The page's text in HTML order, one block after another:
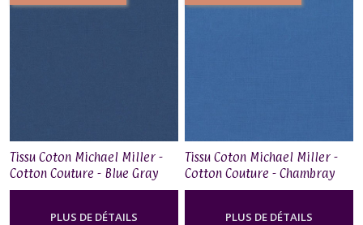
Tissu Coton Michael Miller -
Cotton Couture - Blue Gray
PLUS DE DÉTAILS
Tissu Coton Michael Miller -
Cotton Couture - Chambray
PLUS DE DÉTAILS